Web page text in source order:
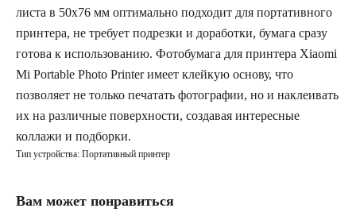
листа в 50x76 мм оптимально подходит для портативного
принтера, не требует подрезки и доработки, бумага сразу
готова к использованию. Фотобумага для принтера Xiaomi
Mi Portable Photo Printer имеет клейкую основу, что
позволяет не только печатать фотографии, но и наклеивать
их на различные поверхности, создавая интересные
коллажи и подборки.
Тип устройства: Портативный принтер
Вам может понравиться